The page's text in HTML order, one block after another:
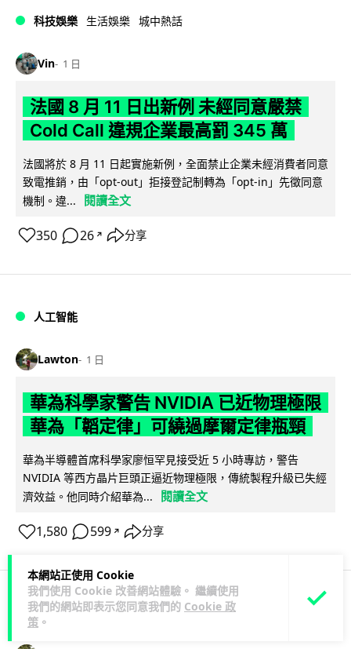
本網站正使用 Cookie
我們使用 Cookie 改善網站體驗。 繼續使用
我們的網站即表示您同意我們的 Cookie 政
策 。
科技娛樂 生活娛樂 城中熱話
Vin 1 日
法國 8 月 11 日出新例 未經同意嚴禁
Cold Call 違規企業最高罰 345 萬
法國將於 8 月 11 日起實施新例，全面禁止企業未經消費者同意
致電推銷，由「opt-out」拒接登記制轉為「opt-in」先徵同意
機制。違...
閱讀全文
350 26 ↗ 分享
人工智能
Lawton 1 日
華為科學家警告 NVIDIA 已近物理極限
華為「韜定律」可繞過摩爾定律瓶頸
華為半導體首席科學家廖恒罕見接受近 5 小時專訪，警告
NVIDIA 等西方晶片巨頭正逼近物理極限，傳統製程升級已失經
濟效益。他同時介紹華為...
閱讀全文
1,580 599 ↗ 分享
科技娛樂 生活娛樂 城中熱話